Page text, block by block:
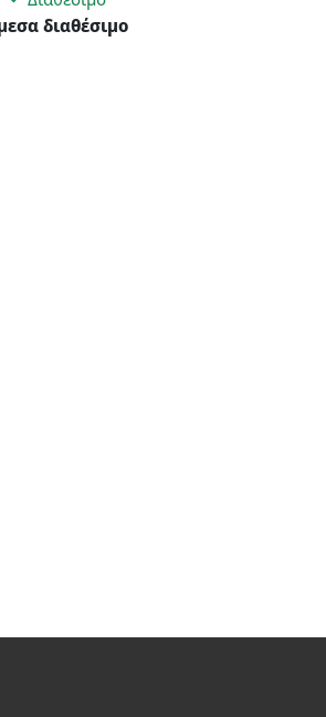
διαθέσιμο